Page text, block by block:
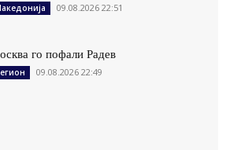
09.08.2026 22:51
го пофали Радев
09.08.2026 22:49